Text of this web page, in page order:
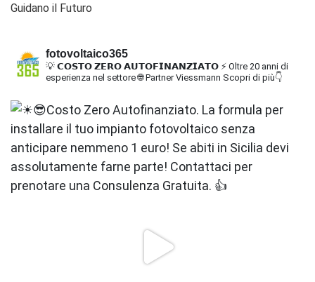
Guidano il Futuro
fotovoltaico365
💡 𝗖𝗢𝗦𝗧𝗢 𝗭𝗘𝗥𝗢 𝗔𝗨𝗧𝗢𝗙𝗜𝗡𝗔𝗡𝗭𝗜𝗔𝗧𝗢 ⚡ Oltre 20 anni di
esperienza nel settore🌐 Partner Viessmann Scopri di più👇